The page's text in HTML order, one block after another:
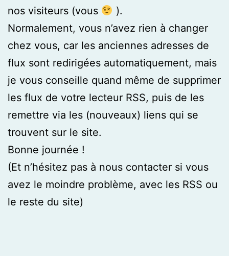
nos visiteurs (vous
).
Normalement, vous n’avez rien à changer
chez vous, car les anciennes adresses de
flux sont redirigées automatiquement, mais
je vous conseille quand même de supprimer
les flux de votre lecteur RSS, puis de les
remettre via les (nouveaux) liens qui se
trouvent sur le site.
Bonne journée !
(Et n’hésitez pas à nous contacter si vous
avez le moindre problème, avec les RSS ou
le reste du site)